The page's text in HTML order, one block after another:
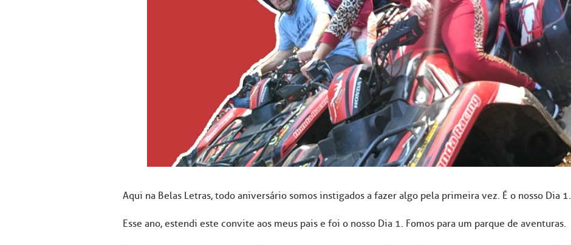
Aqui na Belas Letras, todo aniversário somos instigados a fazer algo pela primeira vez. É o nosso Dia 1.
Esse ano, estendi este convite aos meus pais e foi o nosso Dia 1. Fomos para um parque de aventuras.